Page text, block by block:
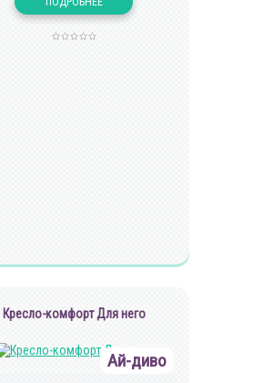
Кресло-комфорт Для него
Ай-диво